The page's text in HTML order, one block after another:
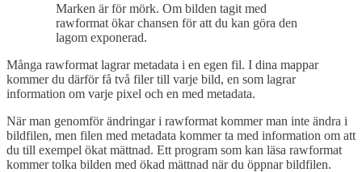
Marken är för mörk. Om bilden tagit med
rawformat ökar chansen för att du kan göra den
lagom exponerad.
Många rawformat lagrar metadata i en egen fil. I dina mappar
kommer du därför få två filer till varje bild, en som lagrar
information om varje pixel och en med metadata.
När man genomför ändringar i rawformat kommer man inte ändra i
bildfilen, men filen med metadata kommer ta med information om att
du till exempel ökat mättnad. Ett program som kan läsa rawformat
kommer tolka bilden med ökad mättnad när du öppnar bildfilen.